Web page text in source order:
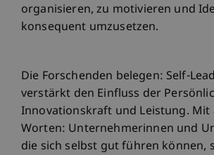
organisieren, zu motivieren und
konsequent umzusetzen.
Die Forschenden belegen: Self-
verstärkt den Einfluss der
Innovationskraft und Leistung. Mit
Worten: Unternehmerinnen und
die sich selbst gut führen können,